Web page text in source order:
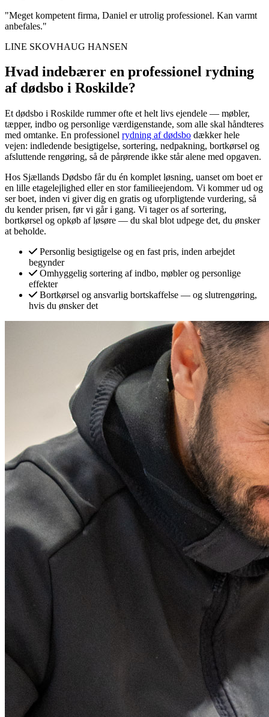
"Meget kompetent firma, Daniel er utrolig professionel. Kan varmt
anbefales."
LINE SKOVHAUG HANSEN
Hvad indebærer en professionel rydning
af dødsbo i Roskilde?
Et dødsbo i Roskilde rummer ofte et helt livs ejendele — møbler,
tæpper, indbo og personlige værdigenstande, som alle skal håndteres
med omtanke. En professionel rydning af dødsbo dækker hele
vejen: indledende besigtigelse, sortering, nedpakning, bortkørsel og
afsluttende rengøring, så de pårørende ikke står alene med opgaven.
Hos Sjællands Dødsbo får du én komplet løsning, uanset om boet er
en lille etagelejlighed eller en stor familieejendom. Vi kommer ud og
ser boet, inden vi giver dig en gratis og uforpligtende vurdering, så
du kender prisen, før vi går i gang. Vi tager os af sortering,
bortkørsel og opkøb af løsøre — du skal blot udpege det, du ønsker
at beholde.
Personlig besigtigelse og en fast pris, inden arbejdet
begynder
Omhyggelig sortering af indbo, møbler og personlige
effekter
Bortkørsel og ansvarlig bortskaffelse — og slutrengøring,
hvis du ønsker det